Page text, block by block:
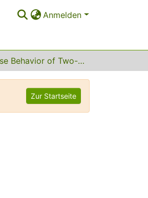
Anmelden
Phase Behavior of Two-Dimensional Colloidal Systems in the Presence of Periodic Light Fields
Zur Startseite